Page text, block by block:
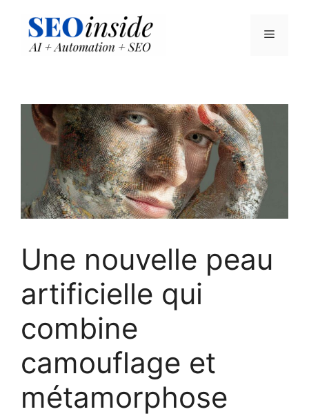
contenu
Menu
Une nouvelle peau
artificielle qui
combine
camouflage et
métamorphose